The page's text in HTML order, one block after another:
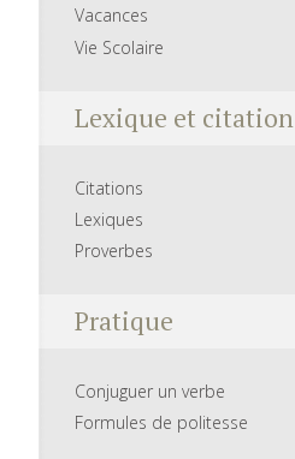
Vacances
Vie Scolaire
Lexique et citation
Citations
Lexiques
Proverbes
Pratique
Conjuguer un verbe
Formules de politesse